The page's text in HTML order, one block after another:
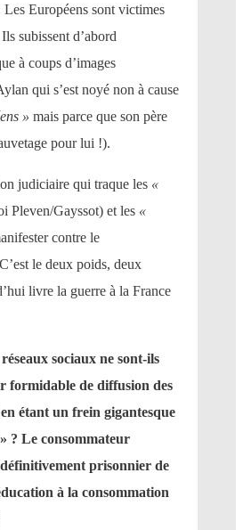
Les Européens sont victimes
subissent d’abord
à coups d’images
qui s’est noyé non à cause
» mais parce que son père
pour lui !).
judiciaire qui traque les «
Pleven/Gayssot) et les «
contre le
le deux poids, deux
livre la guerre à la France
sociaux ne sont-ils
formidable de diffusion des
étant un frein gigantesque
? Le consommateur
prisonnier de
à la consommation